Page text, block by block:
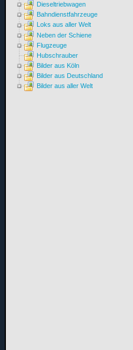
Dieseltriebwagen
Bahndienstfahrzeuge
Loks aus aller Welt
Neben der Schiene
Flugzeuge
Hubschrauber
Bilder aus Köln
Bilder aus Deutschland
Bilder aus aller Welt